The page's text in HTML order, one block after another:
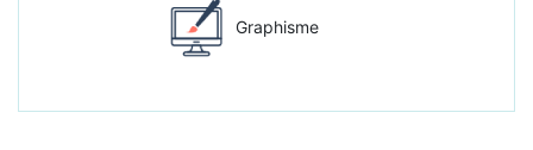
Graphisme